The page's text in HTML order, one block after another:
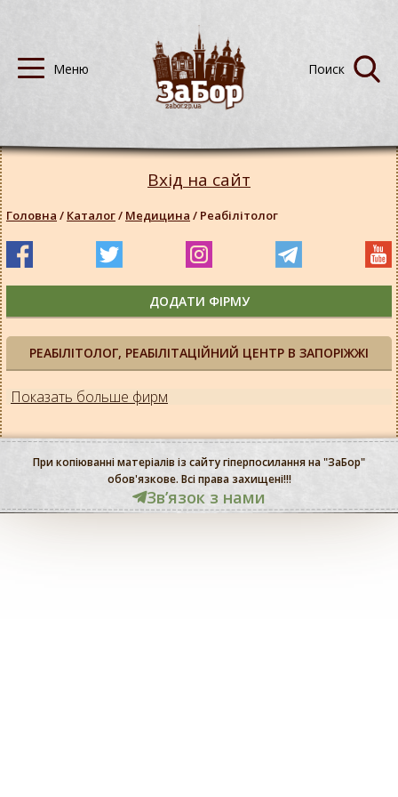
РЕАБІЛІТОЛОГ, РЕАБІЛІТАЦІЙНИЙ ЦЕНТР В ЗАПОРІЖЖІ
Показать больше фирм
Вхід на сайт
Головна / Каталог/ Медицина / Реабілітолог
ДОДАТИ ФІРМУ
При копіюванні матеріалів із сайту гіперпосилання на "ЗаБор"
обов'язкове. Всі права захищені!!!
Звʼязок з нами